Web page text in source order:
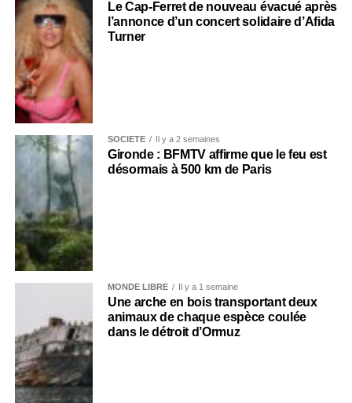
Le Cap-Ferret de nouveau évacué après
l’annonce d’un concert solidaire d’Afida
Turner
SOCIÉTÉ Il y a 2 semaines
Gironde : BFMTV affirme que le feu est
désormais à 500 km de Paris
MONDE LIBRE Il y a 1 semaine
Une arche en bois transportant deux
animaux de chaque espèce coulée
dans le détroit d’Ormuz